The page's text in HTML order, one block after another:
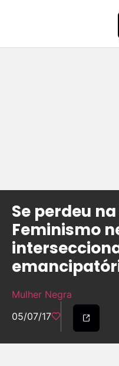
Se perdeu
Feminismo
Mulher Negra
05/07/17